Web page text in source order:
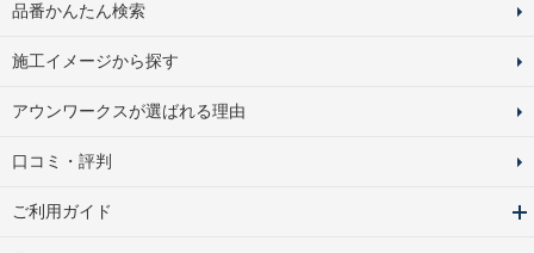
品番かんたん検索
施工イメージから探す
アウンワークスが選ばれる理由
口コミ・評判
ご利用ガイド